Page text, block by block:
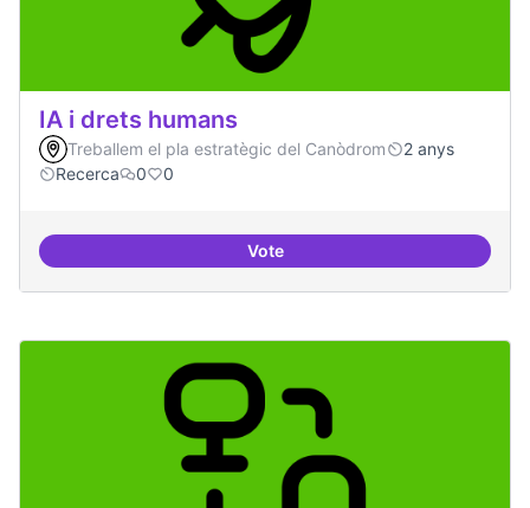
IA i drets humans
Treballem el pla estratègic del Canòdrom
2 anys
Recerca
0 0
VoteIA i drets humans